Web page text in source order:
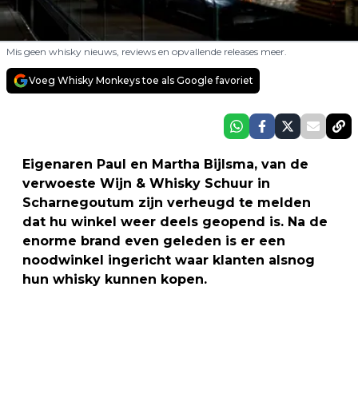
Mis geen whisky nieuws, reviews en opvallende releases meer.
Voeg Whisky Monkeys toe als Google favoriet
Eigenaren Paul en Martha Bijlsma, van de
verwoeste Wijn & Whisky Schuur in
Scharnegoutum zijn verheugd te melden
dat hu winkel weer deels geopend is. Na de
enorme brand even geleden is er een
noodwinkel ingericht waar klanten alsnog
hun whisky kunnen kopen.